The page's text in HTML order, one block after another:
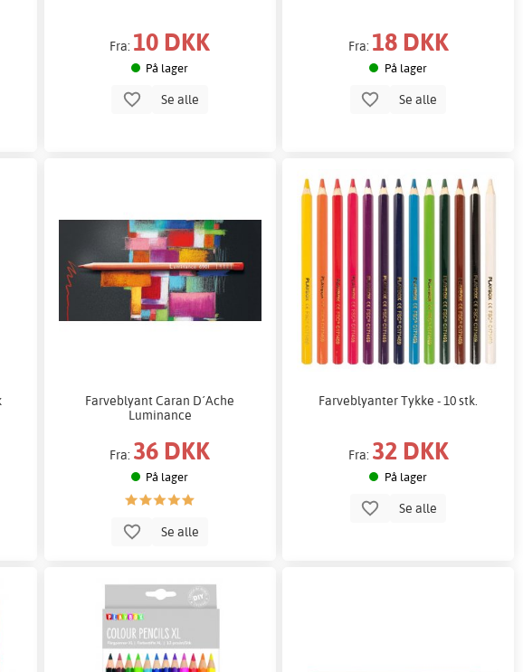
Fra: 10 DKK
På lager
Se alle
Fra: 18 DKK
På lager
Se alle
Farveblyant Caran D´Ache
Luminance
Fra: 36 DKK
På lager
Se alle
Farveblyanter Tykke - 10 stk.
Fra: 32 DKK
På lager
Se alle